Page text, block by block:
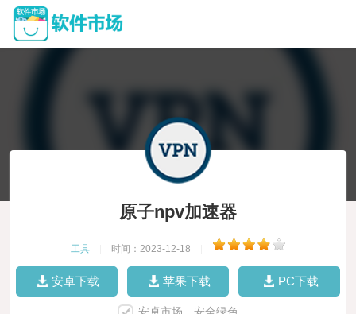
原子npv加速器
工具 时间：2023-12-18
安卓下载 苹果下载 PC下载
安卓市场，安全绿色